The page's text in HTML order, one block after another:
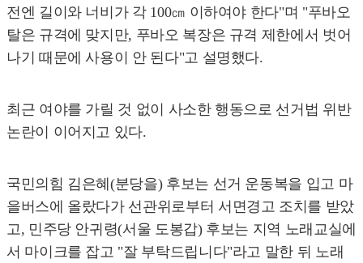
전엔 길이와 너비가 각 100㎝ 이하여야 한다"며 "푸바오
탈은 규격에 맞지만, 푸바오 복장은 규격 제한에서 벗어
나기 때문에 사용이 안 된다"고 설명했다.
최근 여야를 가릴 것 없이 사소한 행동으로 선거법 위반
논란이 이어지고 있다.
국민의힘 김은혜(분당을) 후보는 선거 운동복을 입고 마
을버스에 올랐다가 선관위로부터 서면경고 조치를 받았
고, 민주당 안귀령(서울 도봉갑) 후보는 지역 노래교실에
서 마이크를 잡고 "잘 부탁드립니다"라고 말한 뒤 노래